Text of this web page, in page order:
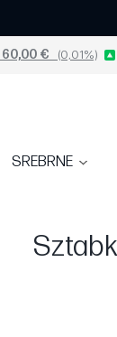
60,00 € (0,01%)
SREBRNE